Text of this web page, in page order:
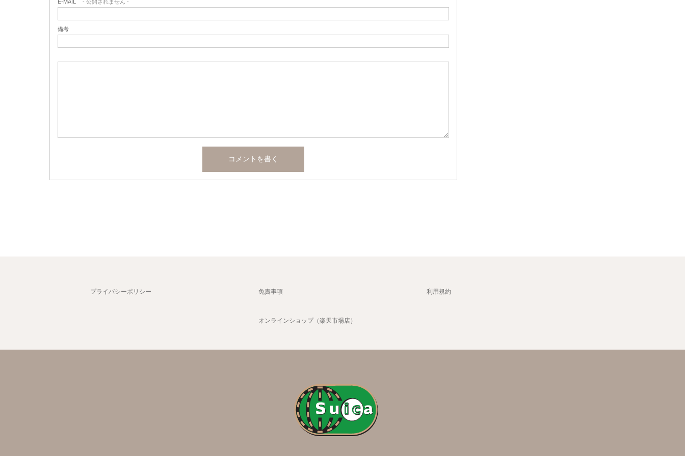
E-MAIL - 公開されません -
備考
プライバシーポリシー 免責事項 利用規約
オンラインショップ（楽天市場店）